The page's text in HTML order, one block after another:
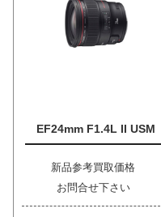
EF24mm F1.4L II USM
新品参考買取価格
お問合せ下さい